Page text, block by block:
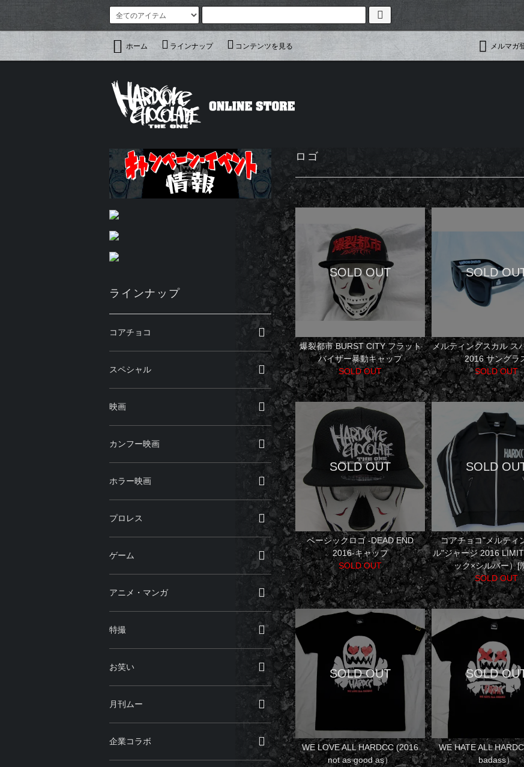
ホーム ラインナップ コンテンツを見る メルマガ
ロゴ
爆裂都市 BURST CITY フラット
バイザー暴動キャップ
SOLD OUT
メルティングスカル ス
2016 サングラ
SOLD OUT
ベーシックロゴ -DEAD END
2016-キャップ
SOLD OUT
コアチョコ"メルティ
ル"ジャージ 2016
ック×シルバー）[
SOLD OUT
WE LOVE ALL HARDCC (2016
not as good as）
WE HATE ALL
badass）
ラインナップ
コアチョコ
スペシャル
映画
カンフー映画
ホラー映画
プロレス
ゲーム
アニメ・マンガ
特撮
お笑い
月刊ムー
企業コラボ